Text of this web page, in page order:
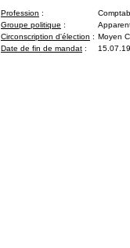
Profession :
Groupe politique :
Circonscription d'élection : Moyen
Date de fin de mandat :